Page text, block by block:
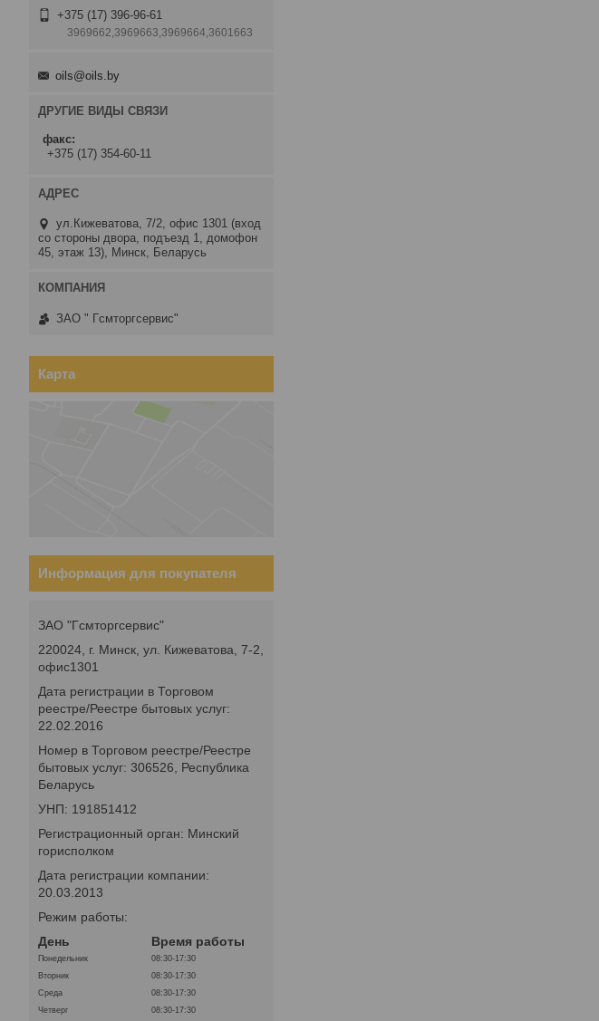
+375 (17) 396-96-61
3969662,3969663,3969664,3601663
oils@oils.by
ДРУГИЕ ВИДЫ СВЯЗИ
факс
+375 (17) 354-60-11
ул.Кижеватова, 7/2, офис 1301 (вход
со стороны двора, подъезд 1, домофон
45, этаж 13), Минск, Беларусь
ЗАО " Гсмторгсервис"
Карта
Информация для покупателя
ЗАО "Гсмторгсервис"
220024, г. Минск, ул. Кижеватова, 7-2,
офис1301
Дата регистрации в Торговом
реестре/Реестре бытовых услуг:
22.02.2016
Номер в Торговом реестре/Реестре
бытовых услуг: 306526, Республика
Беларусь
УНП: 191851412
Регистрационный орган: Минский
горисполком
Дата регистрации компании:
20.03.2013
Режим работы:
День
Время работы
Понедельник
08:30-17:30
Вторник
08:30-17:30
Среда
08:30-17:30
Четверг
08:30-17:30